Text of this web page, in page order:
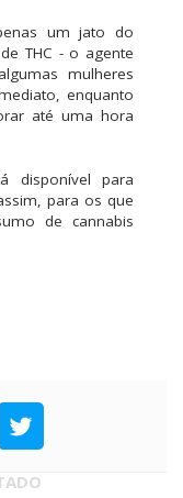
um jato do
THC - o agente
mulheres
enquanto
até uma hora
disponível para
para os que
de cannabis